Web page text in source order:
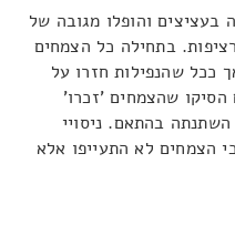
בעציצים והופלו מגובה של
בתחילה כל הצמחים
ככל שהנפילות חזרו על
הסיקו שהצמחים 'זכרו'
בהתאם. ניסויי
הצמחים לא התעייפו אלא